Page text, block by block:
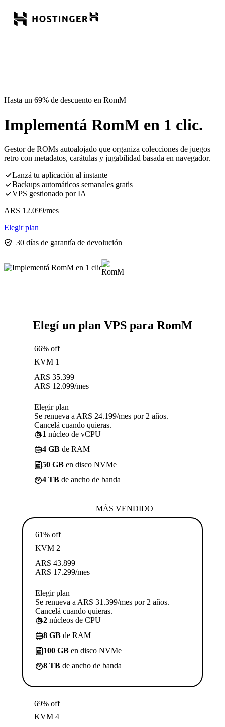
Hasta un 69% de descuento en RomM
Implementá RomM en 1 clic.
Gestor de ROMs autoalojado que organiza colecciones de juegos
retro con metadatos, carátulas y jugabilidad basada en navegador.
Lanzá tu aplicación al instante
Backups automáticos semanales gratis
VPS gestionado por IA
ARS 12.099/mes
Elegir plan
30 días de garantía de devolución
Elegí un plan VPS para RomM
66% off
KVM 1
ARS 35.399
ARS 12.099/mes
Elegir plan
Se renueva a ARS 24.199/mes por 2 años.
Cancelá cuando quieras.
1 núcleo de vCPU
4 GB de RAM
50 GB en disco NVMe
4 TB de ancho de banda
MÁS VENDIDO
61% off
KVM 2
ARS 43.899
ARS 17.299/mes
Elegir plan
Se renueva a ARS 31.399/mes por 2 años.
Cancelá cuando quieras.
2 núcleos de CPU
8 GB de RAM
100 GB en disco NVMe
8 TB de ancho de banda
69% off
KVM 4